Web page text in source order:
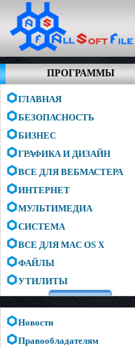
ПРОГРАММЫ
ГЛАВНАЯ
БЕЗОПАСНОСТЬ
БИЗНЕС
ГРАФИКА И ДИЗАЙН
ВСЕ ДЛЯ ВЕБМАСТЕРА
ИНТЕРНЕТ
МУЛЬТИМЕДИА
СИСТЕМА
ВСЕ ДЛЯ MAC OS X
ФАЙЛЫ
УТИЛИТЫ
Новости
Правообладателям